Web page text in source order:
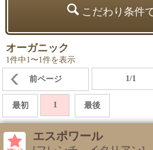
こだわり条件
オーガニック
1件中1〜1件を表示
前ページ 1/1
最初 1 最後
エスポワール